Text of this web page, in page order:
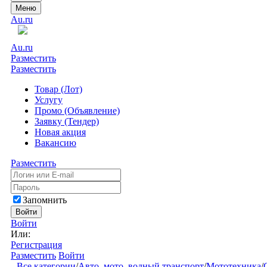
Меню
Au.ru
Au.ru
Разместить
Разместить
Товар (Лот)
Услугу
Промо (Объявление)
Заявку (Тендер)
Новая акция
Вакансию
Разместить
Запомнить
Войти
Войти
Или:
Регистрация
Разместить Войти